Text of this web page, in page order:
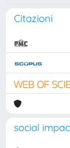
Citazioni
social